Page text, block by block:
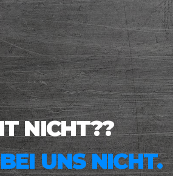
NICHT??
BEI UNS NICHT.